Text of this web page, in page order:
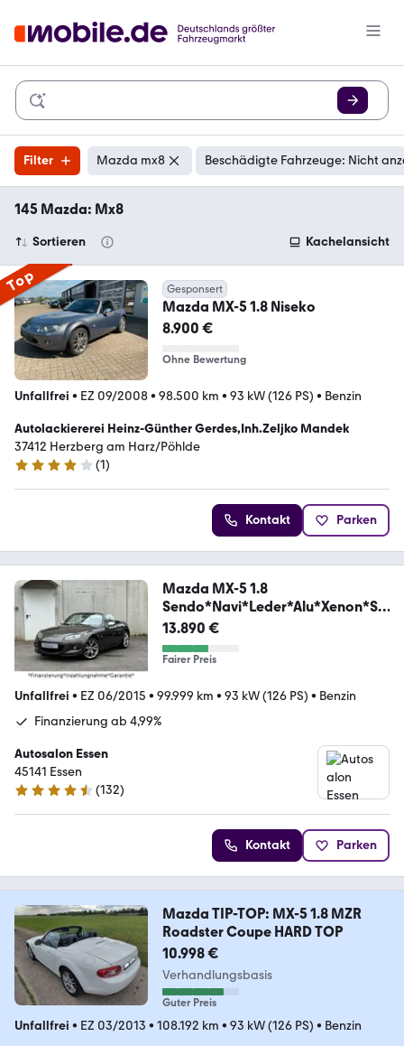
Filter Mazda mx8 Beschädigte Fahrzeuge: Nicht
145 Mazda: Mx8
Sortieren Kachelansicht
Top Gesponsert
Mazda MX-5 1.8 Niseko
8.900 €
Ohne Bewertung
Unfallfrei • EZ 09/2008• 98.500 km • 93 kW (126 PS) • Benzin
Autolackiererei Heinz-Günther Gerdes,Inh.Zeljko Mandek
37412 Herzberg am Harz/Pöhlde
4 Sterne
(1)
Kontakt Parken
Mazda MX-5 1.8
Sendo*Navi*Leder*Alu*Xenon*Sit
zheizung*
13.890 €
Fairer Preis
Unfallfrei • EZ 06/2015 • 99.999 km • 93 kW (126 PS) • Benzin
Finanzierung ab 4,99%
Autosalon Essen
45141 Essen
4.4 Sterne
(132)
Kontakt Parken
Mazda TIP-TOP: MX-5 1.8 MZR
Roadster Coupe HARD TOP
10.998 €
Verhandlungsbasis
Guter Preis
Unfallfrei • EZ 03/2013 • 108.192 km • 93 kW (126 PS) • Benzin